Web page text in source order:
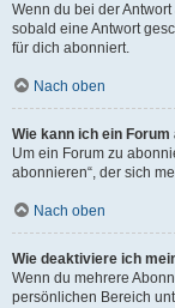
Wenn du bei der
sobald eine Antwort
für dich abonniert.
Nach oben
Wie kann ich ein
Um ein Forum zu
abonnieren“, der sich
Nach oben
Wie deaktiviere ich
Wenn du mehrere
persönlichen Bereich